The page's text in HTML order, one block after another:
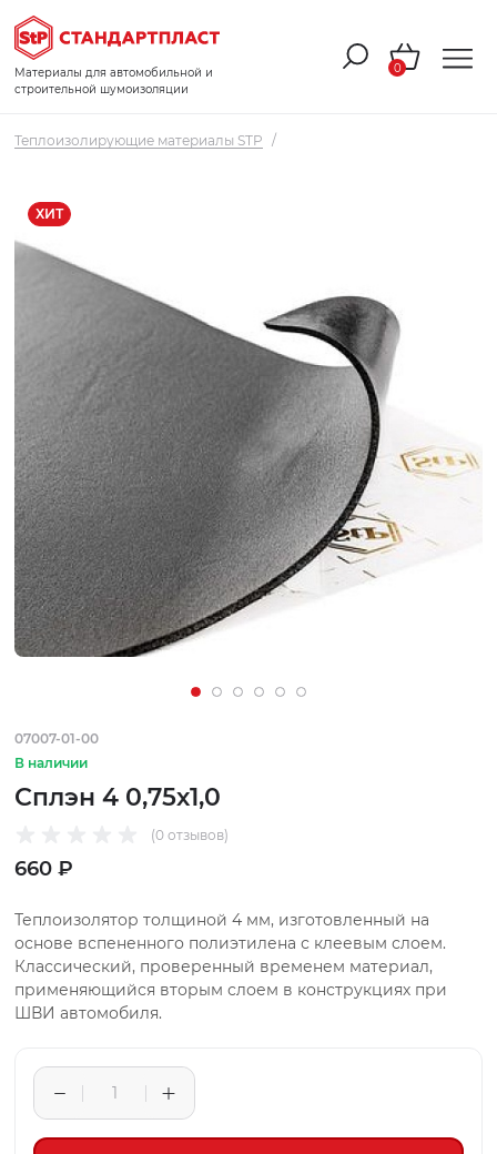
Материалы для автомобильной и
строительной шумоизоляции
0
Теплоизолирующие материалы STP /
ХИТ
ХИТ
ХИТ
ХИТ
ХИТ
07007-01-00
В наличии
Сплэн 4 0,75х1,0
(0 отзывов)
660 ₽
Теплоизолятор толщиной 4 мм, изготовленный на
основе вспененного полиэтилена с клеевым слоем.
Классический, проверенный временем материал,
применяющийся вторым слоем в конструкциях при
ШВИ автомобиля.